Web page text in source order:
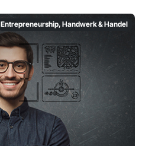
Entrepreneurship, Handwerk & Handel